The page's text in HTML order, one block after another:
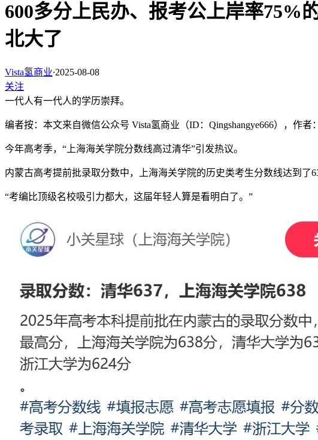
600多分上民办、报考公上岸率75%
北大了
Vista氢商业·2025-08-08
关注
一代人有一代人的学历崇拜。
编者按：本文来自微信公众号 Vista氢商业（ID：Qingshangye666），作
今年高考季，“上海海关学院分数线高过清华”引发热议。
内蒙古高考提前批录取分数中，上海海关学院的历史类考生分数线达到了
“考编比顶级名校吸引力都大，这届年轻人算是看明白了。”